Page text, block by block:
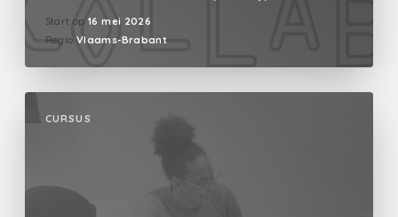
Start op 16 mei 2026
Regio Vlaams-Brabant
CURSUS